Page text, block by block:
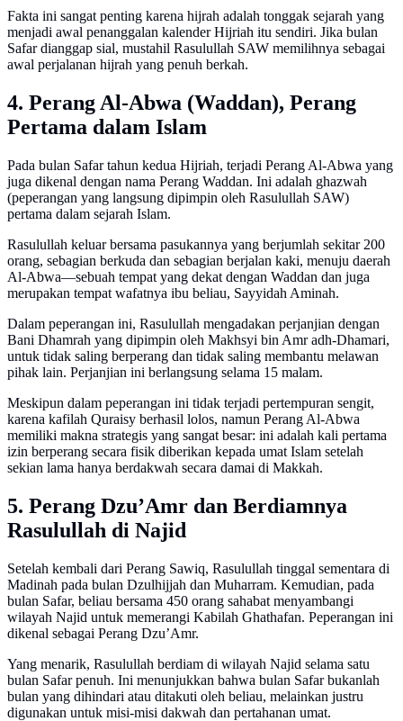
Fakta ini sangat penting karena hijrah adalah tonggak sejarah yang
menjadi awal penanggalan kalender Hijriah itu sendiri. Jika bulan
Safar dianggap sial, mustahil Rasulullah SAW memilihnya sebagai
awal perjalanan hijrah yang penuh berkah.
4. Perang Al-Abwa (Waddan), Perang
Pertama dalam Islam
Pada bulan Safar tahun kedua Hijriah, terjadi Perang Al-Abwa yang
juga dikenal dengan nama Perang Waddan. Ini adalah ghazwah
(peperangan yang langsung dipimpin oleh Rasulullah SAW)
pertama dalam sejarah Islam.
Rasulullah keluar bersama pasukannya yang berjumlah sekitar 200
orang, sebagian berkuda dan sebagian berjalan kaki, menuju daerah
Al-Abwa—sebuah tempat yang dekat dengan Waddan dan juga
merupakan tempat wafatnya ibu beliau, Sayyidah Aminah.
Dalam peperangan ini, Rasulullah mengadakan perjanjian dengan
Bani Dhamrah yang dipimpin oleh Makhsyi bin Amr adh-Dhamari,
untuk tidak saling berperang dan tidak saling membantu melawan
pihak lain. Perjanjian ini berlangsung selama 15 malam.
Meskipun dalam peperangan ini tidak terjadi pertempuran sengit,
karena kafilah Quraisy berhasil lolos, namun Perang Al-Abwa
memiliki makna strategis yang sangat besar: ini adalah kali pertama
izin berperang secara fisik diberikan kepada umat Islam setelah
sekian lama hanya berdakwah secara damai di Makkah.
5. Perang Dzu’Amr dan Berdiamnya
Rasulullah di Najid
Setelah kembali dari Perang Sawiq, Rasulullah tinggal sementara di
Madinah pada bulan Dzulhijjah dan Muharram. Kemudian, pada
bulan Safar, beliau bersama 450 orang sahabat menyambangi
wilayah Najid untuk memerangi Kabilah Ghathafan. Peperangan ini
dikenal sebagai Perang Dzu’Amr.
Yang menarik, Rasulullah berdiam di wilayah Najid selama satu
bulan Safar penuh. Ini menunjukkan bahwa bulan Safar bukanlah
bulan yang dihindari atau ditakuti oleh beliau, melainkan justru
digunakan untuk misi-misi dakwah dan pertahanan umat.